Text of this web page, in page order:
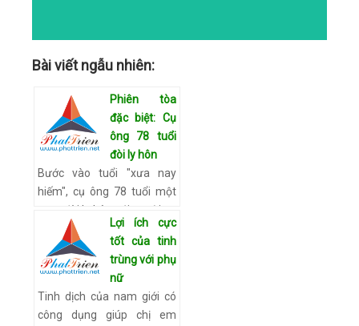
Bài viết ngẫu nhiên:
Phiên tòa
đặc biệt: Cụ
ông 78 tuổi
đòi ly hôn
Bước vào tuổi "xưa nay
hiếm", cụ ông 78 tuổi một
mực đòi ly hôn với người vợ
đã gần 60 năm gắn bó.
Cuối tháng 4/2015, TAND
TP Hà Nội mở phiên tòa
Xem chi tiết
Lợi ích cực
tốt của tinh
trùng với phụ
nữ
Tinh dịch của nam giới có
công dụng giúp chị em